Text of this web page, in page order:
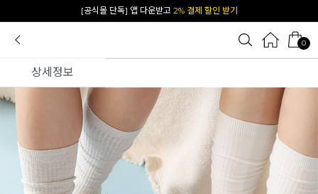
카카오 플친 추가하면1천원 즉시 할인 쿠폰
0
상세정보